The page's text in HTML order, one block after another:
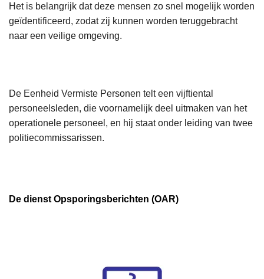
Het is belangrijk dat deze mensen zo snel mogelijk worden
geïdentificeerd, zodat zij kunnen worden teruggebracht
naar een veilige omgeving.
De Eenheid Vermiste Personen telt een vijftiental
personeelsleden, die voornamelijk deel uitmaken van het
operationele personeel, en hij staat onder leiding van twee
politiecommissarissen.
De dienst Opsporingsberichten (OAR)